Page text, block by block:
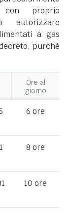
proprio
autorizzare
a gas
purché
Ore al
giorno
6 ore
8 ore
10 ore